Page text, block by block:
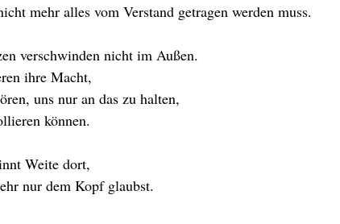
mehr alles vom Verstand getragen werden muss.
verschwinden nicht im Außen.
ihre Macht,
uns nur an das zu halten,
können.
Weite dort,
nur dem Kopf glaubst.